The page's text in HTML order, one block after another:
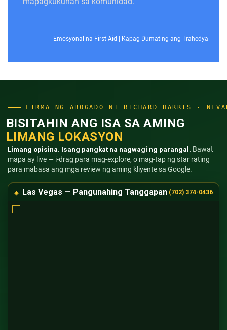
Emosyonal na First Aid | Kapag Dumating ang Trahedya
FIRMA NG ABOGADO NI RICHARD HARRIS ·
BISITAHIN ANG ISA SA AMING
LIMANG LOKASYON
Limang opisina. Isang pangkat na nagwagi ng parangal. Bawat
mapa ay live — i-drag para mag-explore, o mag-tap ng star rating
para mabasa ang mga review ng aming kliyente sa Google.
Las Vegas — Pangunahing Tanggapan (702) 374-0436